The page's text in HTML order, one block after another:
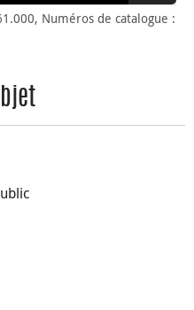
Numéros de catalogue :